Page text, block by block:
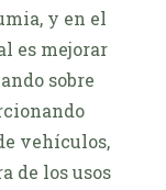
y en el
es mejorar
sobre
vehículos,
de los usos